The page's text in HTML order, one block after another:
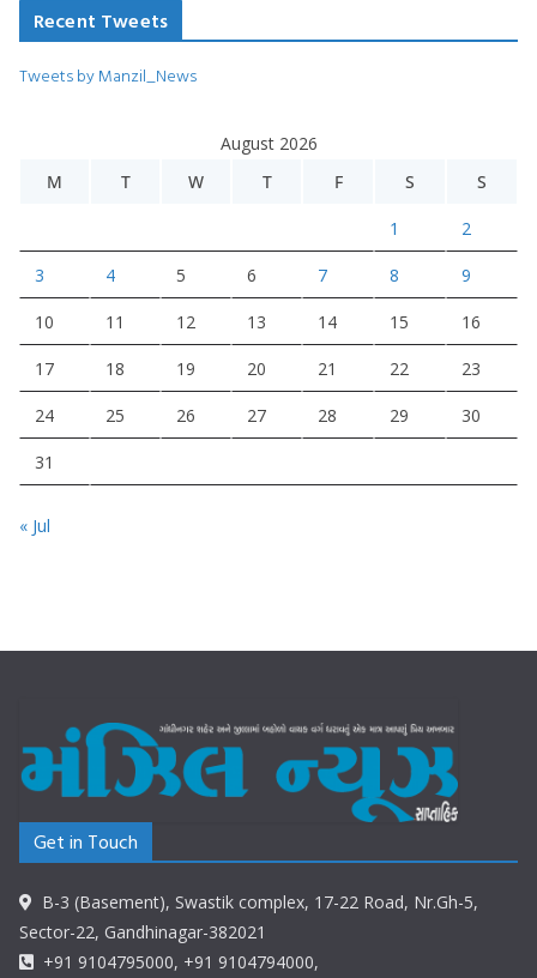
Recent Tweets
Tweets by Manzil_News
August 2026
M
T W T F S S
1 2
3 4 5 6 7 8 9
10 11 12 13 14 15 16
17 18 19 20 21 22 23
24 25 26 27 28 29 30
31
« Jul
Get in Touch
B-3 (Basement), Swastik complex, 17-22 Road, Nr.Gh-5,
Sector-22, Gandhinagar-382021
+91 9104795000, +91 9104794000,